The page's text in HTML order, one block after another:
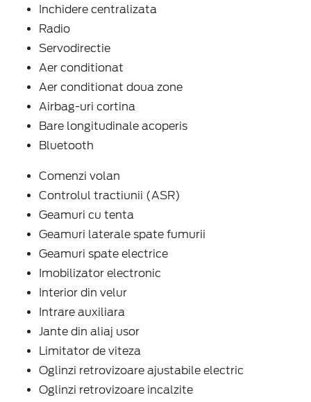
Inchidere centralizata
Radio
Servodirectie
Aer conditionat
Aer conditionat doua zone
Airbag-uri cortina
Bare longitudinale acoperis
Bluetooth
Comenzi volan
Controlul tractiunii (ASR)
Geamuri cu tenta
Geamuri laterale spate fumurii
Geamuri spate electrice
Imobilizator electronic
Interior din velur
Intrare auxiliara
Jante din aliaj usor
Limitator de viteza
Oglinzi retrovizoare ajustabile electric
Oglinzi retrovizoare incalzite